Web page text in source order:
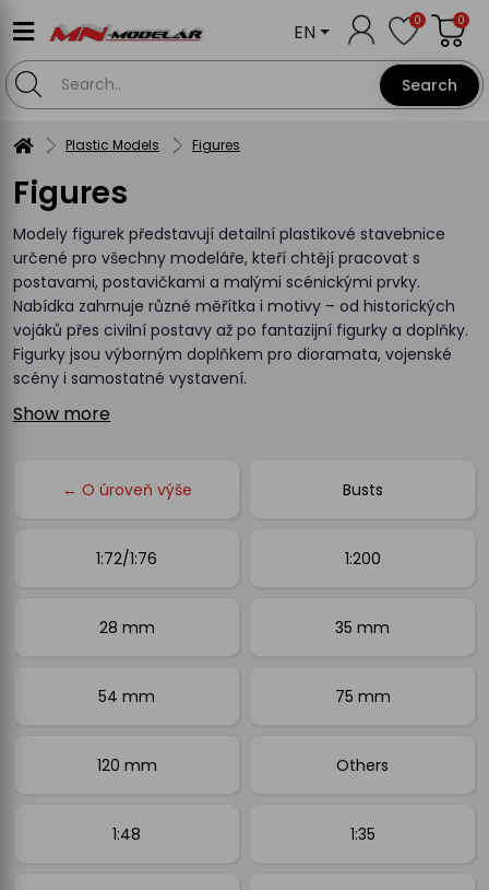
Search
EN 0 0
Plastic Models Figures
Figures
Modely figurek představují detailní plastikové stavebnice
určené pro všechny modeláře, kteří chtějí pracovat s
postavami, postavičkami a malými scénickými prvky.
Nabídka zahrnuje různé měřítka i motivy – od historických
vojáků přes civilní postavy až po fantazijní figurky a doplňky.
Figurky jsou výborným doplňkem pro dioramata, vojenské
scény i samostatné vystavení.
Show more
← O úroveň výše Busts
1:72/1:76 1:200
28 mm 35 mm
54 mm 75 mm
120 mm Others
1:48 1:35